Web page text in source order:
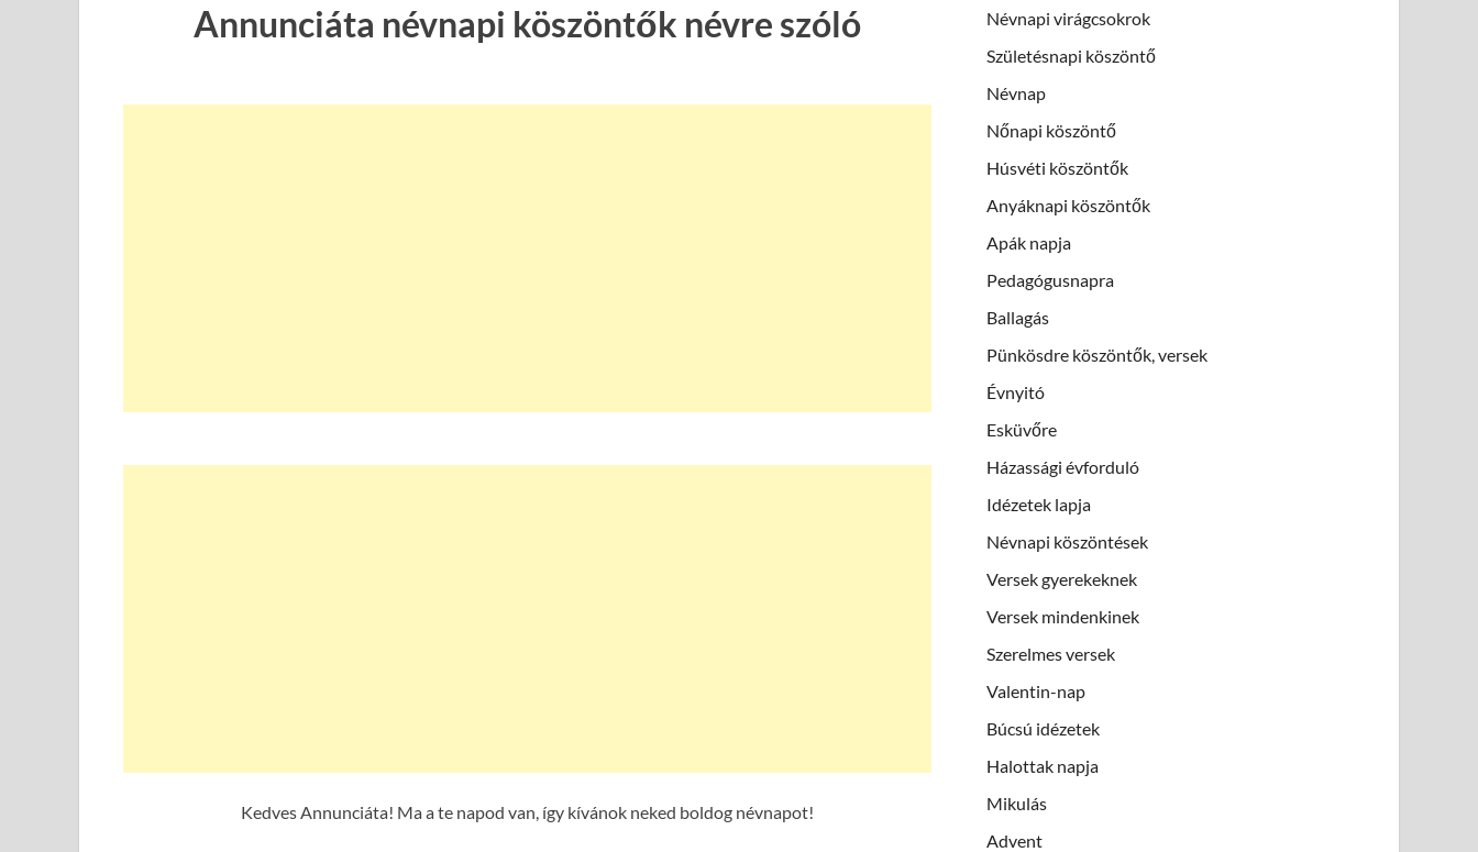
Annunciáta névnapi köszöntők névre szóló
Kedves Annunciáta! Ma a te napod van, így kívánok neked boldog névnapot!
Névnapi virágcsokrok
Születésnapi köszöntő
Névnap
Nőnapi köszöntő
Húsvéti köszöntők
Anyáknapi köszöntők
Apák napja
Pedagógusnapra
Ballagás
Pünkösdre köszöntők, versek
Évnyitó
Esküvőre
Házassági évforduló
Idézetek lapja
Névnapi köszöntések
Versek gyerekeknek
Versek mindenkinek
Szerelmes versek
Valentin-nap
Búcsú idézetek
Halottak napja
Mikulás
Advent